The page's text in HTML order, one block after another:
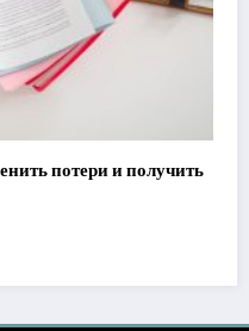
потери и получить